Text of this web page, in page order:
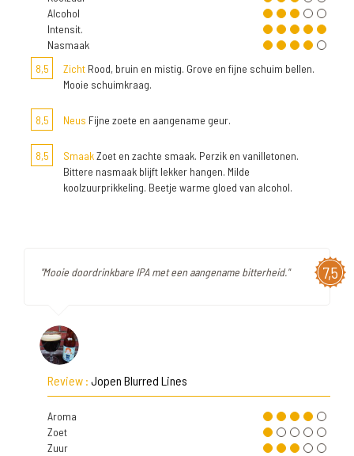
Alcohol
Intensit.
Nasmaak
8,5
Zicht Rood, bruin en mistig. Grove en fijne schuim bellen.
Mooie schuimkraag.
8,5 Neus Fijne zoete en aangename geur.
8,5 SmaakZoet en zachte smaak. Perzik en vanilletonen.
Bittere nasmaak blijft lekker hangen. Milde
koolzuurprikkeling. Beetje warme gloed van alcohol.
7,5
"Mooie doordrinkbare IPA met een aangename bitterheid."
Review : Jopen Blurred Lines
Aroma
Zoet
Zuur